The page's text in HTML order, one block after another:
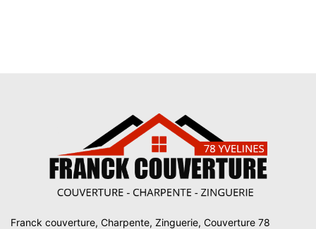
Franck couverture, Charpente, Zinguerie, Couverture 78